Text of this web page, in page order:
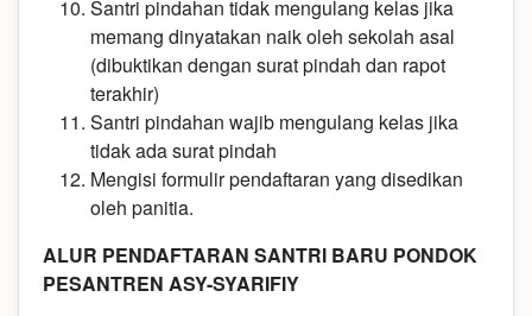
Santri pindahan tidak mengulang kelas jika
memang dinyatakan naik oleh sekolah asal
(dibuktikan dengan surat pindah dan rapot
terakhir)
Santri pindahan wajib mengulang kelas jika
tidak ada surat pindah
Mengisi formulir pendaftaran yang disedikan
oleh panitia.
ALUR PENDAFTARAN SANTRI BARU PONDOK
PESANTREN ASY-SYARIFIY